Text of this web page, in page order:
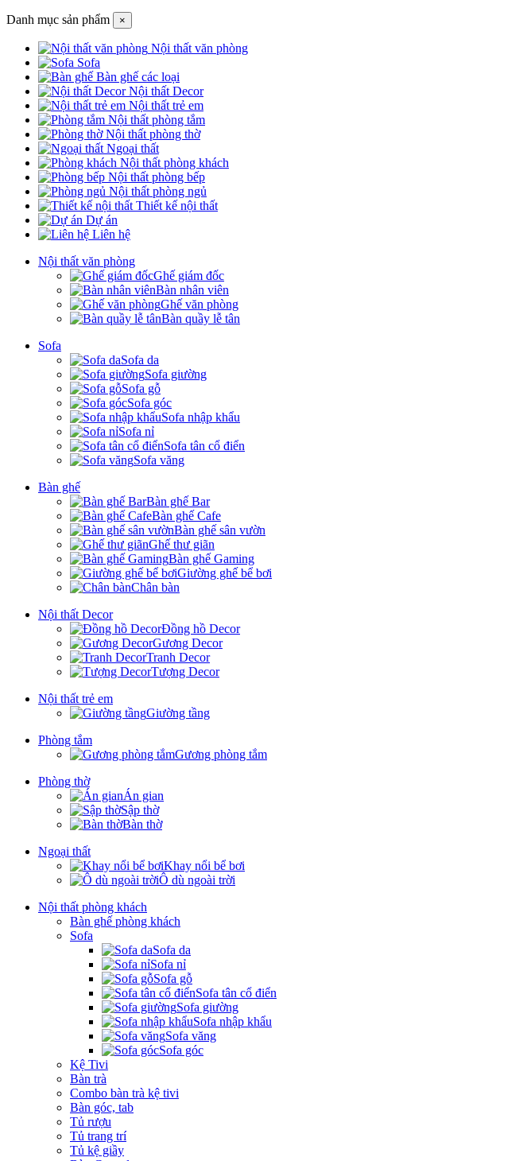
Danh mục sản phẩm ×
Nội thất văn phòng
Sofa
Bàn ghế các loại
Nội thất Decor
Nội thất trẻ em
Nội thất phòng tắm
Nội thất phòng thờ
Ngoại thất
Nội thất phòng khách
Nội thất phòng bếp
Nội thất phòng ngủ
Thiết kế nội thất
Dự án
Liên hệ
Nội thất văn phòng
Ghế giám đốc
Bàn nhân viên
Ghế văn phòng
Bàn quầy lễ tân
Sofa
Sofa da
Sofa giường
Sofa gỗ
Sofa góc
Sofa nhập khẩu
Sofa nỉ
Sofa tân cổ điển
Sofa văng
Bàn ghế
Bàn ghế Bar
Bàn ghế Cafe
Bàn ghế sân vườn
Ghế thư giãn
Bàn ghế Gaming
Giường ghế bể bơi
Chân bàn
Nội thất Decor
Đồng hồ Decor
Gương Decor
Tranh Decor
Tượng Decor
Nội thất trẻ em
Giường tầng
Phòng tắm
Gương phòng tắm
Phòng thờ
Án gian
Sập thờ
Bàn thờ
Ngoại thất
Khay nổi bể bơi
Ô dù ngoài trời
Nội thất phòng khách
Bàn ghế phòng khách
Sofa
Sofa da
Sofa nỉ
Sofa gỗ
Sofa tân cổ điển
Sofa giường
Sofa nhập khẩu
Sofa văng
Sofa góc
Kệ Tivi
Bàn trà
Combo bàn trà kệ tivi
Bàn góc, tab
Tủ rượu
Tủ trang trí
Tủ kệ giầy